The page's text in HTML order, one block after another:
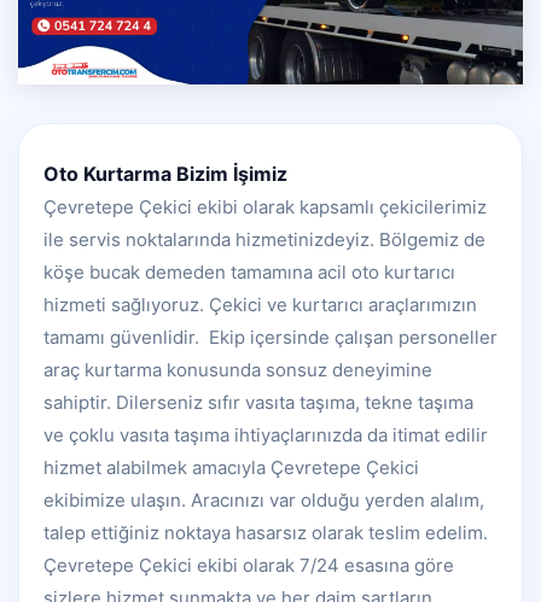
Oto Kurtarma Bizim İşimiz
Çevretepe Çekici ekibi olarak kapsamlı çekicilerimiz
ile servis noktalarında hizmetinizdeyiz. Bölgemiz de
köşe bucak demeden tamamına acil oto kurtarıcı
hizmeti sağlıyoruz. Çekici ve kurtarıcı araçlarımızın
tamamı güvenlidir. Ekip içersinde çalışan personeller
araç kurtarma konusunda sonsuz deneyimine
sahiptir. Dilerseniz sıfır vasıta taşıma, tekne taşıma
ve çoklu vasıta taşıma ihtiyaçlarınızda da itimat edilir
hizmet alabilmek amacıyla Çevretepe Çekici
ekibimize ulaşın. Aracınızı var olduğu yerden alalım,
talep ettiğiniz noktaya hasarsız olarak teslim edelim.
Çevretepe Çekici ekibi olarak 7/24 esasına göre